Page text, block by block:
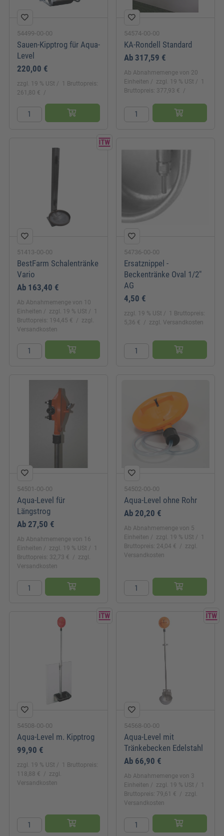
54499-00-00
Sauen-Kipptrog für Aqua-
Level
220,00 €
zzgl. 19 % USt
1 Bruttopreis:
261,80 €
54574-00-00
KA-Rondell Standard
Ab 317,59 €
Ab Abnahmemenge von 20
Einheiten
zzgl. 19 % USt
1
Bruttopreis: 377,93 €
51413-00-00
BestFarm Schalentränke
Vario
Ab 163,40 €
Ab Abnahmemenge von 10
Einheiten
zzgl. 19 % USt
1
Bruttopreis: 194,45 €
zzgl.
Versandkosten
54736-00-00
Ersatznippel -
Beckentränke Oval 1/2"
AG
4,50 €
zzgl. 19 % USt
1 Bruttopreis:
5,36 €
zzgl. Versandkosten
54501-00-00
Aqua-Level für
Längstrog
Ab 27,50 €
Ab Abnahmemenge von 16
Einheiten
zzgl. 19 % USt
1
Bruttopreis: 32,73 €
zzgl.
Versandkosten
54502-00-00
Aqua-Level ohne Rohr
Ab 20,20 €
Ab Abnahmemenge von 5
Einheiten
zzgl. 19 % USt
1
Bruttopreis: 24,04 €
zzgl.
Versandkosten
54508-00-00
Aqua-Level m. Kipptrog
99,90 €
zzgl. 19 % USt
1 Bruttopreis:
118,88 €
zzgl.
Versandkosten
54568-00-00
Aqua-Level mit
Tränkebecken Edelstahl
Ab 66,90 €
Ab Abnahmemenge von 3
Einheiten
zzgl. 19 % USt
1
Bruttopreis: 79,61 €
zzgl.
Versandkosten